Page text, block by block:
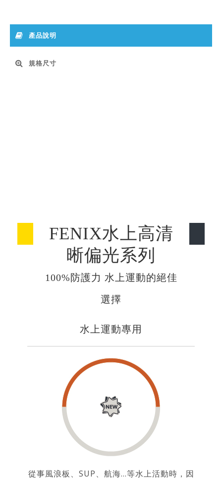
產品說明
規格尺寸
FENIX水上高清
晰偏光系列
100%防護力 水上運動的絕佳
選擇
水上運動專用
從事風浪板、SUP、航海…等水上活動時，因